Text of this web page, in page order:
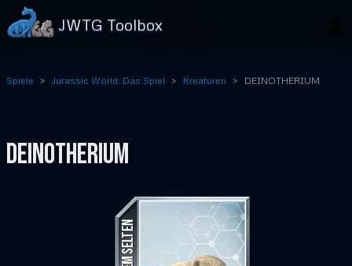
JWTG Toolbox
Spiele Jurassic World: Das Spiel Kreaturen DEINOTHERIUM
DEINOTHERIUM